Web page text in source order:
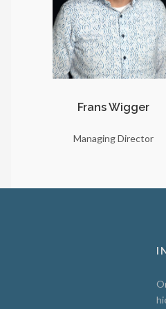
Esther Willemsen
Office/HR/Finance